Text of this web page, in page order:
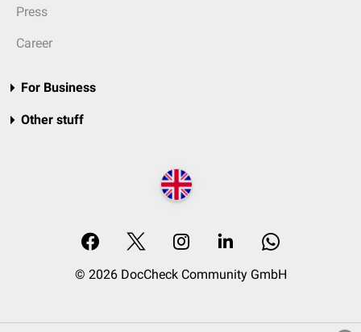
Press
Career
For Business
Other stuff
© 2026 DocCheck Community GmbH